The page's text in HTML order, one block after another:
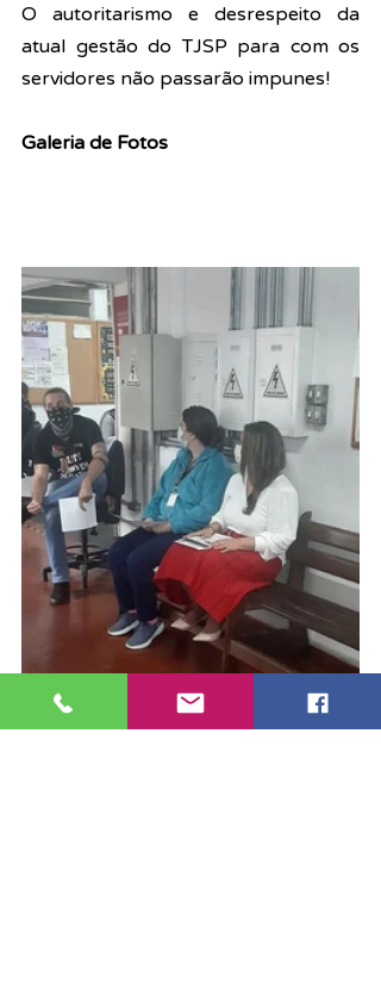
O autoritarismo e desrespeito da
atual gestão do TJSP para com os
servidores não passarão impunes!
Galeria de Fotos